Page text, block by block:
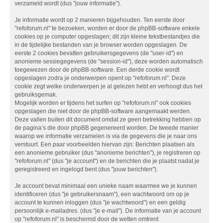
verzameld wordt (dus "jouw informatie").
Je informatie wordt op 2 manieren bijgehouden. Ten eerste door
"refoforum.nl" te bezoeken, worden er door de phpBB-software enkele
cookies op je computer opgeslagen; dit zijn kleine tekstbestandjes die
in de tijdelijke bestanden van je browser worden opgeslagen. De
eerste 2 cookies bevatten gebruikersgegevens (de "user-id") en
anonieme sessiegegevens (de "session-id"), deze worden automatisch
toegewezen door de phpBB-software. Een derde cookie wordt
opgeslagen zodra je onderwerpen opent op "refoforum.nl". Deze
cookie zegt welke onderwerpen je al gelezen hebt en verhoogt dus het
gebruiksgemak.
Mogelijk worden er tijdens het surfen op "refoforum.nl" ook cookies
opgeslagen die niet door de phpBB-software aangemaakt werden.
Deze vallen buiten dit document omdat ze geen betrekking hebben op
de pagina’s die door phpBB gegenereerd worden. De tweede manier
waarop we informatie verzamelen is via de gegevens die je naar ons
verstuurt. Een paar voorbeelden hiervan zijn: Berichten plaatsen als
een anonieme gebruiker (dus "anonieme berichten"), je registreren op
"refoforum.nl" (dus "je account") en de berichten die je plaatst nadat je
geregistreerd en ingelogd bent (dus "jouw berichten").
Je account bevat minimaal een unieke naam waarmee we je kunnen
identificeren (dus "je gebruikersnaam"), een wachtwoord om op je
account te kunnen inloggen (dus "je wachtwoord") en een geldig
persoonlijk e-mailadres. (dus "je e-mail"). De informatie van je account
op "refoforum.nl" is beschermd door de wetten omtrent